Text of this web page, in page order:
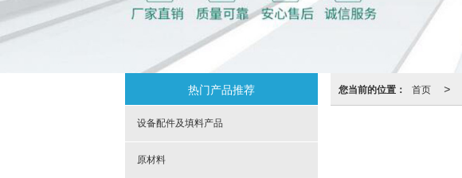
您当前的位置： 首页 >
热门产品推荐
设备配件及填料产品
原材料